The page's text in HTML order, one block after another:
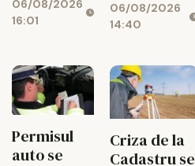
mari pot
rămâne
energie în
orele de
vârf
06/08/2026
16:01
zona
seismică
06/08/2026
14:40
Permisul
auto se
Criza de la
Cadastru se